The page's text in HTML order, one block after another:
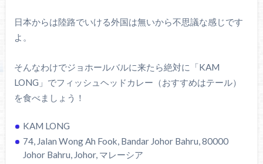
日本からは陸路でいける外国は無いから不思議な感じです
よ。
そんなわけでジョホールバルに来たら絶対に「KAM
LONG」でフィッシュヘッドカレー（おすすめはテール）
を食べましょう！
KAM LONG
74, Jalan Wong Ah Fook, Bandar Johor Bahru, 80000
Johor Bahru, Johor, マレーシア